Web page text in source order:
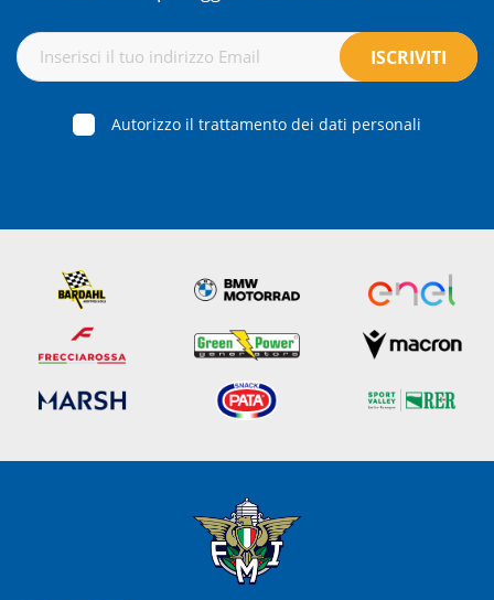
Autorizzo il trattamento dei dati personali